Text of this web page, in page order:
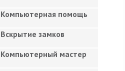
Компьютерная помощь
Вскрытие замков
Компьютерный мастер